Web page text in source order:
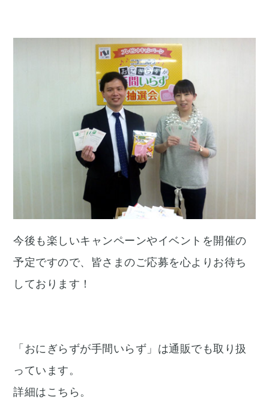
今後も楽しいキャンペーンやイベントを開催の
予定ですので、皆さまのご応募を心よりお待ち
しております！
「おにぎらずが手間いらず」は通販でも取り扱
っています。
詳細はこちら。